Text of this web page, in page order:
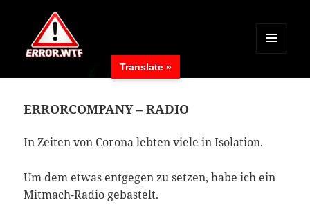
MENÜ
WIDGETS
ERRORCOMPANY – RADIO
In Zeiten von Corona lebten viele in Isolation.
Um dem etwas entgegen zu setzen, habe ich ein
Mitmach-Radio gebastelt.
Translate »